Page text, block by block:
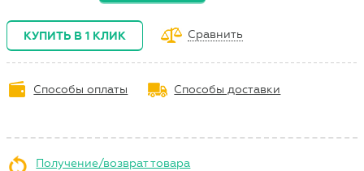
КУПИТЬ В 1 КЛИК Сравнить
Способы оплаты Способы доставки
Получение/возврат товара